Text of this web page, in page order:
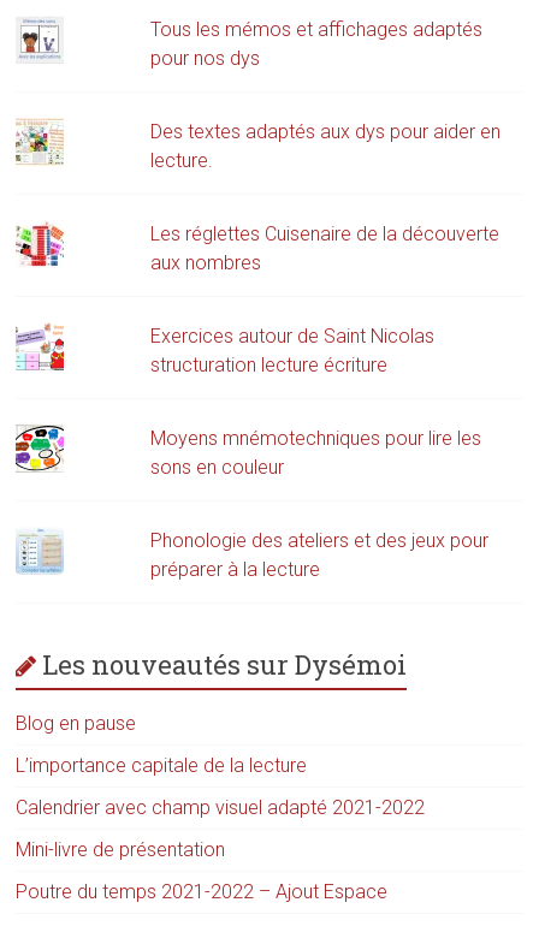
Tous les mémos et affichages adaptés
pour nos dys
Des textes adaptés aux dys pour aider en
lecture.
Les réglettes Cuisenaire de la découverte
aux nombres
Exercices autour de Saint Nicolas
structuration lecture écriture
Moyens mnémotechniques pour lire les
sons en couleur
Phonologie des ateliers et des jeux pour
préparer à la lecture
Les nouveautés sur Dysémoi
Blog en pause
L’importance capitale de la lecture
Calendrier avec champ visuel adapté 2021-2022
Mini-livre de présentation
Poutre du temps 2021-2022 – Ajout Espace